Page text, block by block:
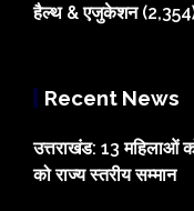
हैल्थ & एजुकेशन
Recent News
उत्तराखंड: 13 महिलाओं
को राज्य स्तरीय सम्मान